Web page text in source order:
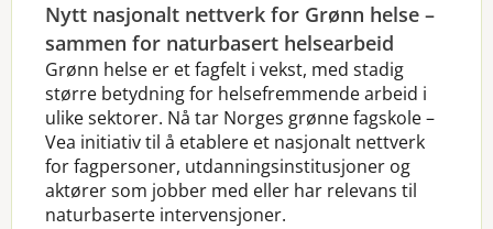
Nytt nasjonalt nettverk for Grønn helse –
sammen for naturbasert helsearbeid
Grønn helse er et fagfelt i vekst, med stadig
større betydning for helsefremmende arbeid i
ulike sektorer. Nå tar Norges grønne fagskole –
Vea initiativ til å etablere et nasjonalt nettverk
for fagpersoner, utdanningsinstitusjoner og
aktører som jobber med eller har relevans til
naturbaserte intervensjoner.